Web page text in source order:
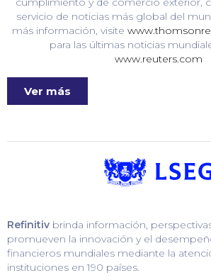
servicio de noticias más global del
más información, visite
para las últimas noticias
www.reuters.com
Ver más
Refinitiv brinda información,
promueven la innovación y el
financieros mundiales mediante la
instituciones en 190 países.